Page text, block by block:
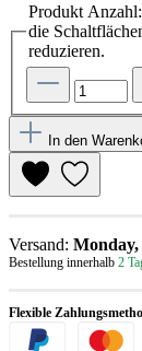
Produkt
die
reduzieren.
In den
Versand: Monday,
Bestellung innerhalb 2
Flexible